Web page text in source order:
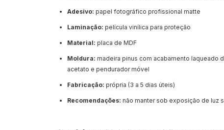
Adesivo: papel fotográfico profissional matte
Laminação: película vinílica para proteção
Material: placa de MDF
Moldura: madeira pinus com acabamento laqueado
acetato e pendurador móvel
Fabricação: própria (3 a 5 dias úteis)
Recomendações: não manter sob exposição de luz